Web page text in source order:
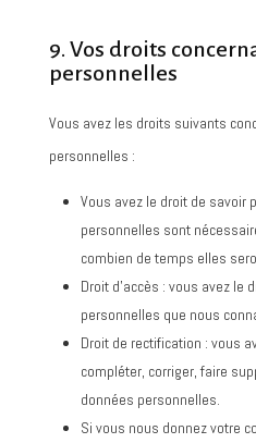
9. Vos droits
personnelles
Vous avez les droits suivants
personnelles :
Vous avez le droit de savoir
personnelles sont
combien de temps elles
Droit d’accès : vous avez le
personnelles que nous
Droit de rectification : vous
compléter, corriger, faire
données personnelles.
Si vous nous donnez votre